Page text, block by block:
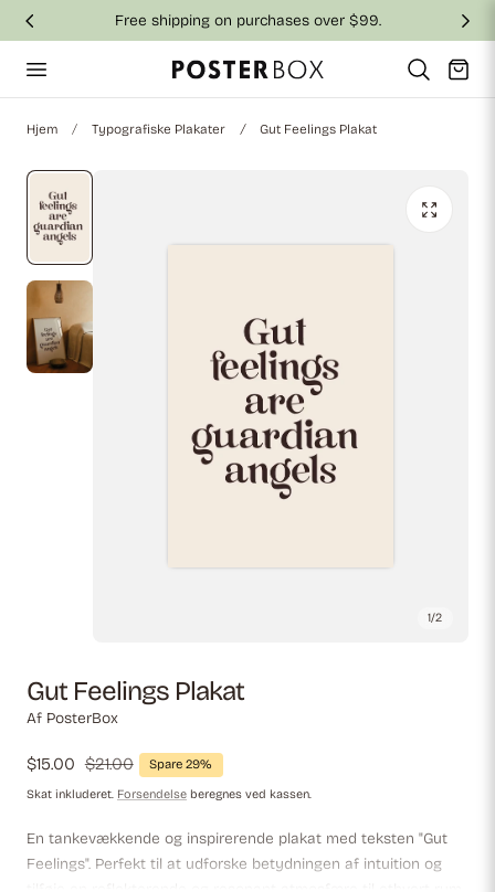
til indhold Free shipping on purchases over $99.
Vogn
Hjem Typografiske Plakater Gut Feelings Plakat
1/2
Gut Feelings Plakat
Af PosterBox
Udsalgspris
$15.00 Almindelig
pris
$21.00 Spare 29%
Skat inkluderet. Forsendelse beregnes ved kassen.
En tankevækkende og inspirerende plakat med teksten "Gut
Feelings". Perfekt til at udforske betydningen af ​​intuition og